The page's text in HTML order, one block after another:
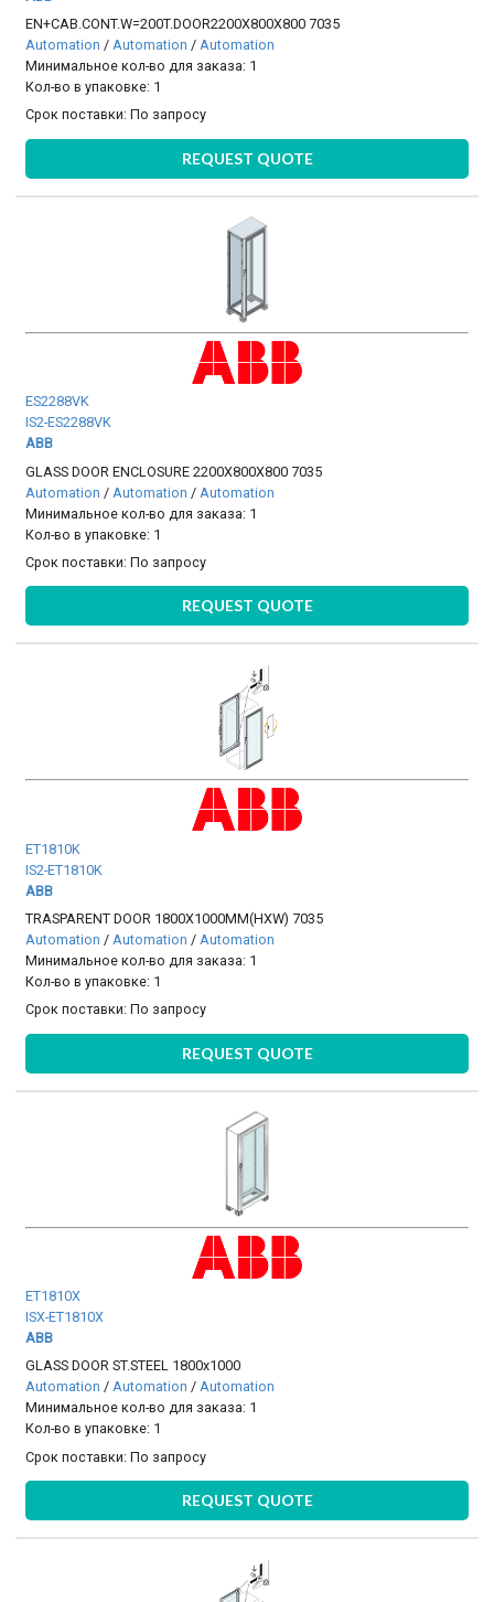
EN+CAB.CONT.W=200T.DOOR2200X800X800 7035
Automation /Automation /Automation
Минимальное кол-во для заказа: 1
Кол-во в упаковке: 1
Срок поставки:По запросу
REQUEST QUOTE
ES2288VK
IS2-ES2288VK
ABB
GLASS DOOR ENCLOSURE 2200X800X800 7035
Automation / Automation / Automation
Минимальное кол-во для заказа: 1
Кол-во в упаковке: 1
Срок поставки:По запросу
REQUEST QUOTE
ET1810K
IS2-ET1810K
ABB
TRASPARENT DOOR 1800X1000MM(HXW) 7035
Automation / Automation / Automation
Минимальное кол-во для заказа: 1
Кол-во в упаковке: 1
Срок поставки:По запросу
REQUEST QUOTE
ET1810X
ISX-ET1810X
ABB
GLASS DOOR ST.STEEL 1800x1000
Automation /Automation /Automation
Минимальное кол-во для заказа: 1
Кол-во в упаковке: 1
Срок поставки:По запросу
REQUEST QUOTE